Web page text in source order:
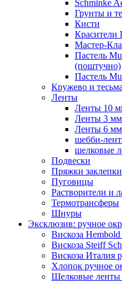
Schminke
Грунты и
Кисти
Красители
Мастер-
Пастель
(поштучно)
Пастель
Кружево и тесьма
Ленты
Ленты 10
Ленты 3 мм
Ленты 6 мм
шебби-
шелковые
Подвески
Пряжки
Пуговицы
Растворители и
Термотрансферы
Шнуры
Эксклюзив: ручное
Вискоза
Вискоза Steiff
Вискоза Италия
Хлопок ручное
Шелковые ленты